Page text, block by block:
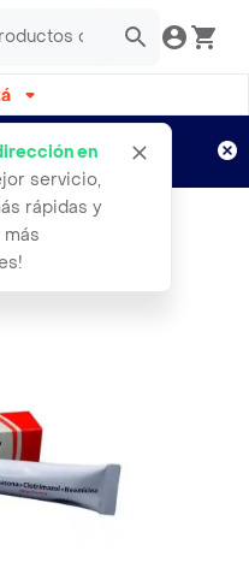
en
servicio,
rápidas y
Aplican TyC